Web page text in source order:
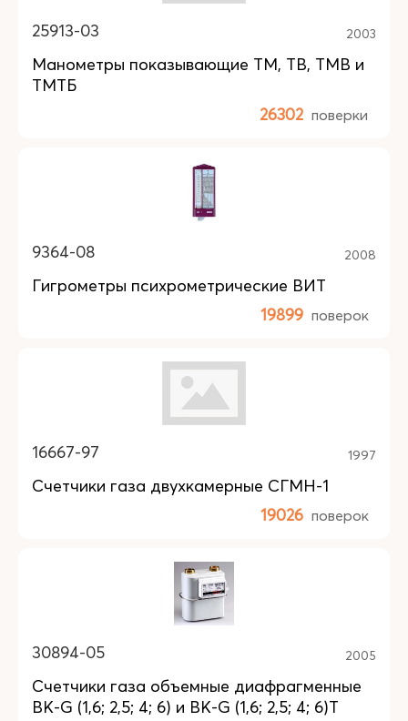
25913-03 2003
Манометры показывающие ТМ, ТВ, TMB и
ТМТБ
26302 поверки
9364-08 2008
Гигрометры психрометрические ВИТ
19899 поверок
16667-97 1997
Счетчики газа двухкамерные СГМН-1
19026 поверок
30894-05 2005
Счетчики газа объемные диафрагменные
BK-G (1,6; 2,5; 4; 6) и BK-G (1,6; 2,5; 4; 6)T